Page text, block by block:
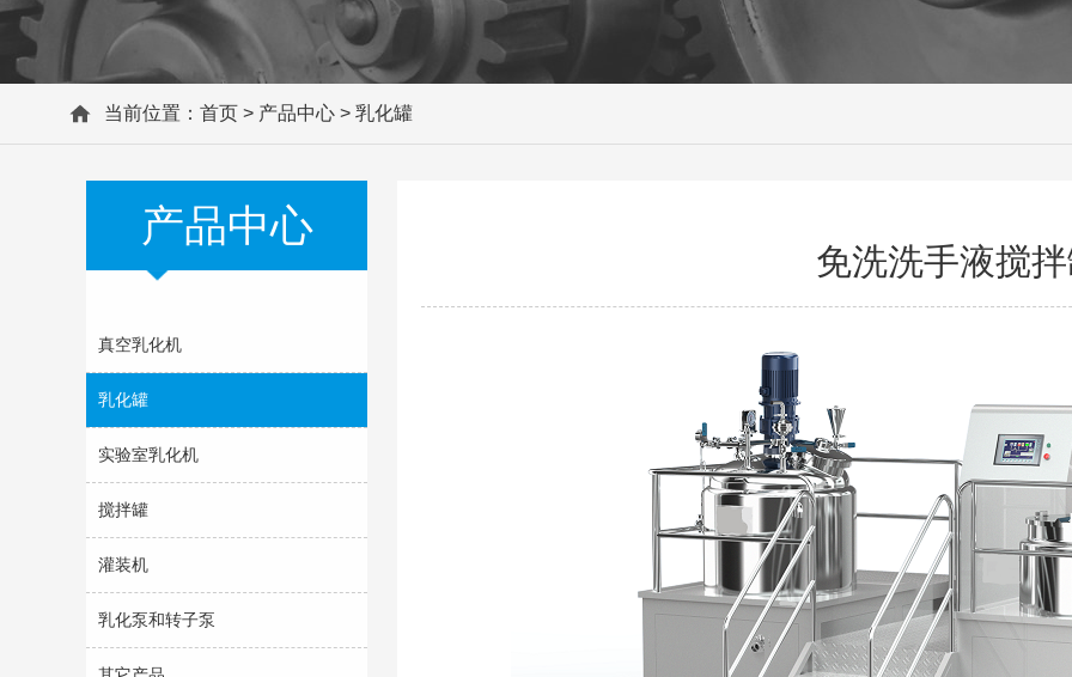
当前位置： 首页 > 产品中心 > 乳化罐
产品中心
真空乳化机
乳化罐
实验室乳化机
搅拌罐
灌装机
乳化泵和转子泵
免洗洗手液搅